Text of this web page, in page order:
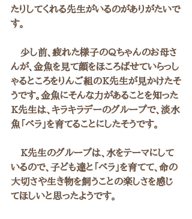
たりしてくれる先生がいるのがありがたいで
す。
少し前、疲れた様子のQちゃんのお母さ
んが、金魚を見て顔をほころばせていらっし
ゃるところをりんご組のK先生が見かけたそ
うです。金魚にそんな力があることを知った
K先生は、キラキラデーのグループで、淡水
魚「ベラ」を育てることにしたそうです。
K先生のグループは、水をテーマにして
いるので、子ども達と「ベラ」を育てて、命の
大切さや生き物を飼うことの楽しさを感じ
てほしいと思ったようです。